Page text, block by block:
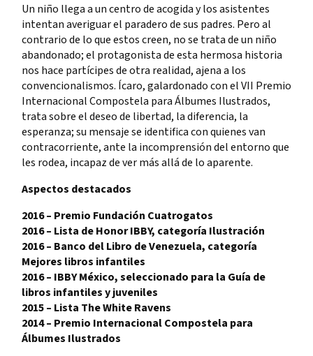
Un niño llega a un centro de acogida y los asistentes
intentan averiguar el paradero de sus padres. Pero al
contrario de lo que estos creen, no se trata de un niño
abandonado; el protagonista de esta hermosa historia
nos hace partícipes de otra realidad, ajena a los
convencionalismos. Ícaro, galardonado con el VII Premio
Internacional Compostela para Álbumes Ilustrados,
trata sobre el deseo de libertad, la diferencia, la
esperanza; su mensaje se identifica con quienes van
contracorriente, ante la incomprensión del entorno que
les rodea, incapaz de ver más allá de lo aparente.
Aspectos destacados
2016 – Premio Fundación Cuatrogatos
2016 – Lista de Honor IBBY, categoría Ilustración
2016 – Banco del Libro de Venezuela, categoría
Mejores libros infantiles
2016 – IBBY México, seleccionado para la Guía de
libros infantiles y juveniles
2015 – Lista The White Ravens
2014 – Premio Internacional Compostela para
Álbumes Ilustrados